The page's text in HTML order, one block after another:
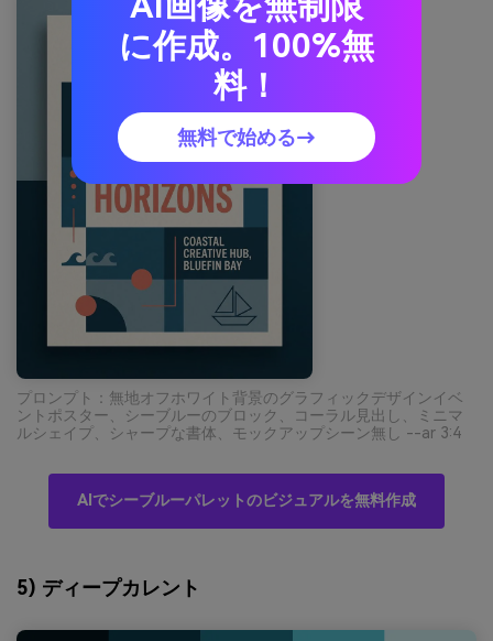
プロンプト：無地オフホワイト背景のグラフィックデザインイベ
ントポスター、シーブルーのブロック、コーラル見出し、ミニマ
ルシェイプ、シャープな書体、モックアップシーン無し --ar 3:4
AIでシーブルーパレットのビジュアルを無料作成
5) ディープカレント
に作成。100%無
料！
無料で始める→